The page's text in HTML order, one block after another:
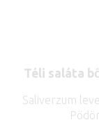
Téli saláta
Saliverzum